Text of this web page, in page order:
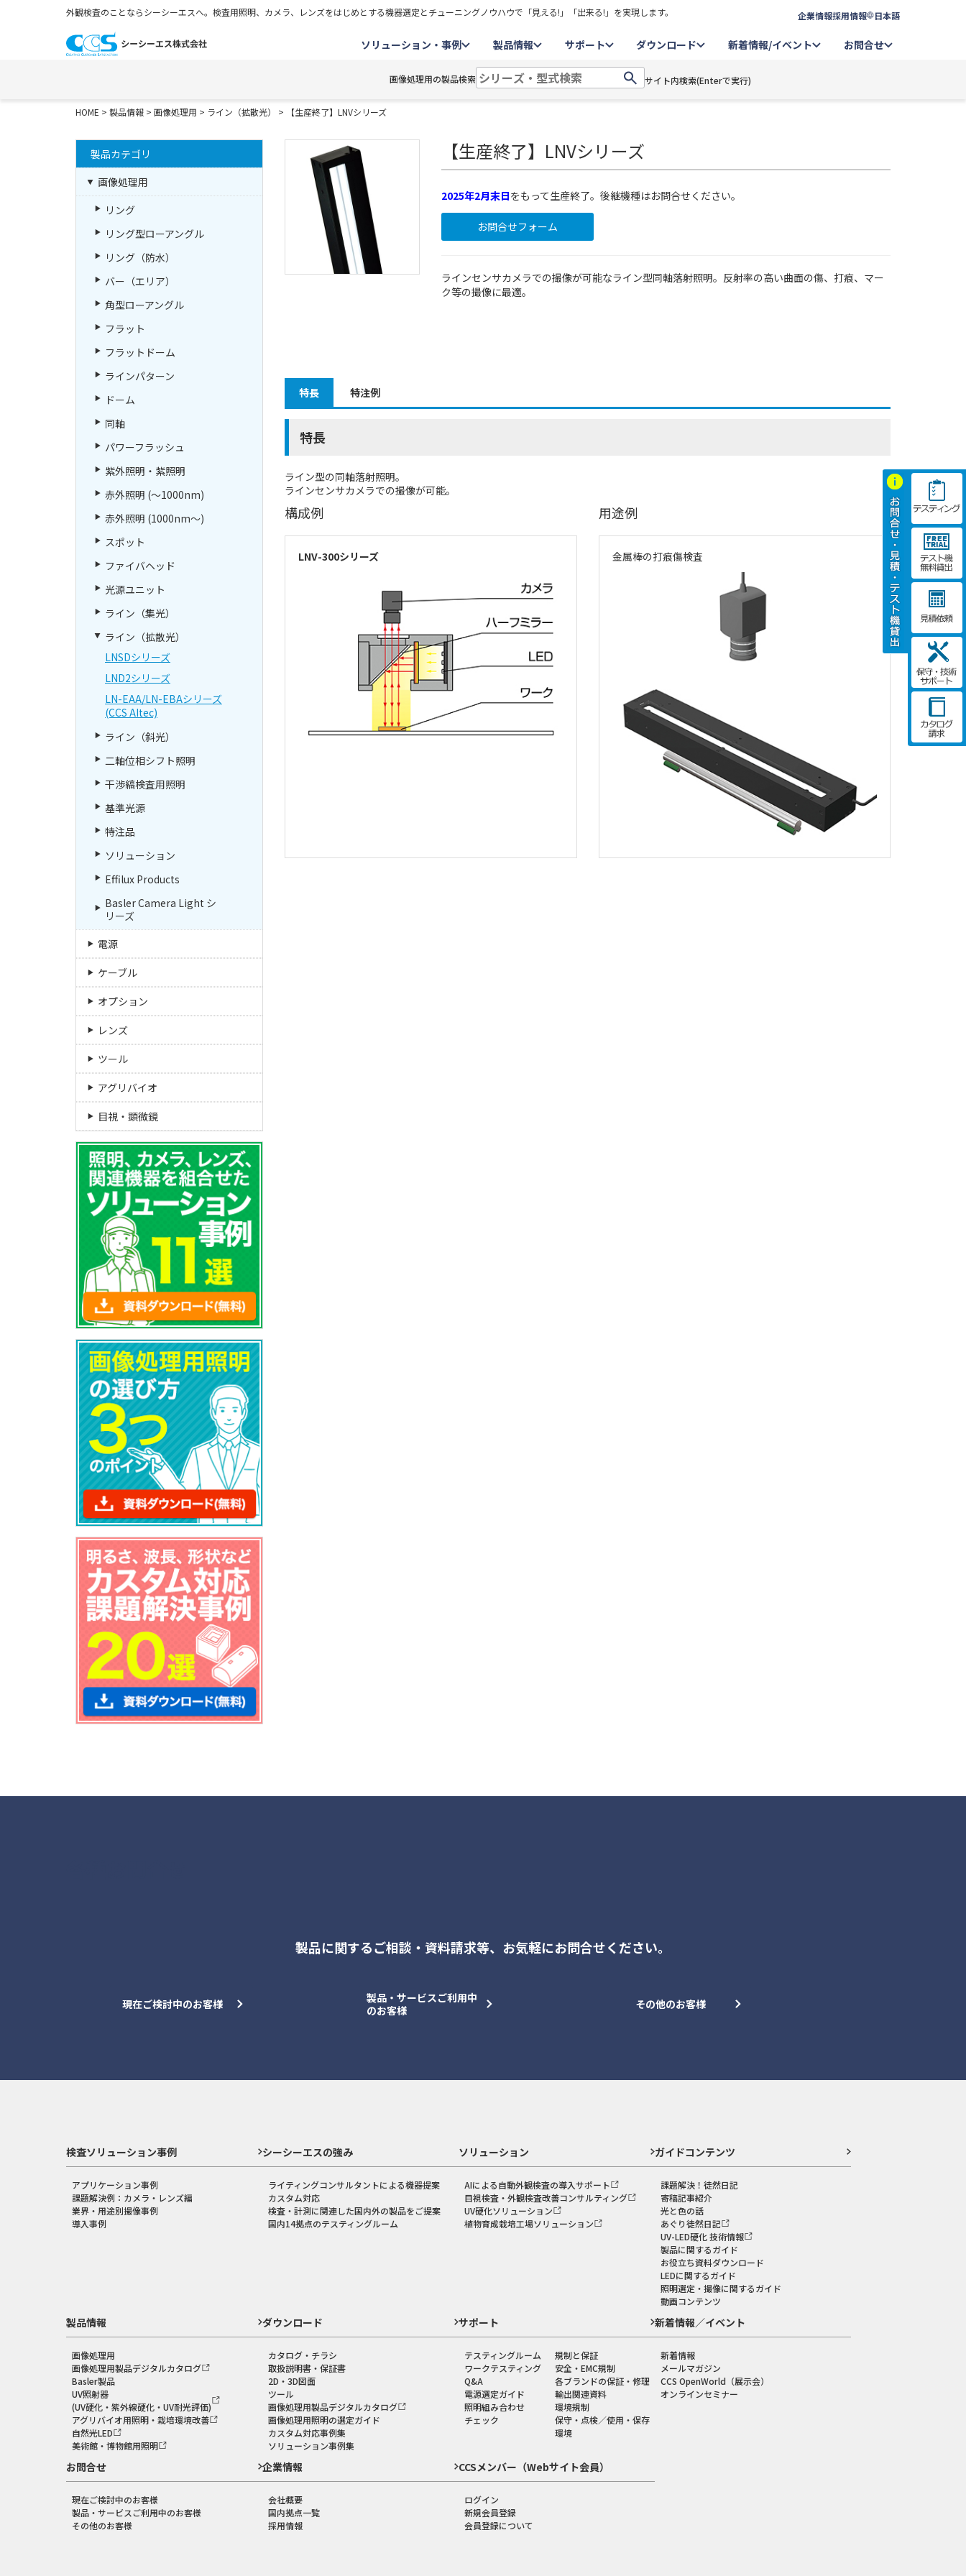
外観検査のことならシーシーエスへ。検査用照明、カメラ、レンズをはじめとする機器選定とチューニングノウハウで「見える!」「出来る!」を実現します。 企業情報採用情報 日本語
ソリューション・事例 製品情報 サポート ダウンロード 新着情報/イベント お問合せ
画像処理用の製品検索 サイト内検索(Enterで実行)
HOME > 製品情報 > 画像処理用 > ライン（拡散光） > 【生産終了】LNVシリーズ
【生産終了】LNVシリーズ
2025年2月末日をもって生産終了。後継機種はお問合せください。
お問合せフォーム
ラインセンサカメラでの撮像が可能なライン型同軸落射照明。反射率の高い曲面の傷、打痕、マー
ク等の撮像に最適。
特長 特注例
特長
ライン型の同軸落射照明。
ラインセンサカメラでの撮像が可能。
構成例
LNV-300シリーズ
用途例
金属棒の打痕傷検査
製品カテゴリ
画像処理用
リング
リング型ローアングル
リング（防水）
バー（エリア）
角型ローアングル
フラット
フラットドーム
ラインパターン
ドーム
同軸
パワーフラッシュ
紫外照明・紫照明
赤外照明 (～1000nm)
赤外照明 (1000nm～)
スポット
ファイバヘッド
光源ユニット
ライン（集光）
ライン（拡散光）
LNSDシリーズ
LND2シリーズ
LN-EAA/LN-EBAシリーズ
(CCS AItec)
ライン（斜光）
二軸位相シフト照明
干渉縞検査用照明
基準光源
特注品
ソリューション
Effilux Products
Basler Camera Light シ
リーズ
電源
ケーブル
オプション
レンズ
ツール
アグリバイオ
目視・顕微鏡
製品に関するご相談・資料請求等、 お気軽にお問合せください。
現在ご検討中のお客様
製品・サービスご利用中
のお客様
その他のお客様
検査ソリューション事例
アプリケーション事例
課題解決例：カメラ・レンズ編
業界・用途別撮像事例
導入事例
シーシーエスの強み
ライティングコンサルタントによる機器提案
カスタム対応
検査・計測に関連した国内外の製品をご提案
国内14拠点のテスティングルーム
ソリューション
AIによる自動外観検査の導入サポート
目視検査・外観検査改善コンサルティング
UV硬化ソリューション
植物育成栽培工場ソリューション
ガイドコンテンツ
課題解決！徒然日記
寄稿記事紹介
光と色の話
あぐり徒然日記
UV-LED硬化 技術情報
製品に関するガイド
お役立ち資料ダウンロード
LEDに関するガイド
照明選定・撮像に関するガイド
動画コンテンツ
製品情報
画像処理用
画像処理用製品デジタルカタログ
Basler製品
UV照射器
(UV硬化・紫外線硬化・UV耐光評価)
アグリバイオ用照明・栽培環境改善
自然光LED
美術館・博物館用照明
ダウンロード
カタログ・チラシ
取扱説明書・保証書
2D・3D図面
ツール
画像処理用製品デジタルカタログ
画像処理用照明の選定ガイド
カスタム対応事例集
ソリューション事例集
サポート
テスティングルーム
ワークテスティング
Q&A
電源選定ガイド
照明組み合わせ
チェック
規制と保証
安全・EMC規制
各ブランドの保証・修理
輸出関連資料
環境規制
保守・点検／使用・保存
環境
新着情報／イベント
新着情報
メールマガジン
CCS OpenWorld（展示会）
オンラインセミナー
お問合せ
現在ご検討中のお客様
製品・サービスご利用中のお客様
その他のお客様
企業情報
会社概要
国内拠点一覧
採用情報
CCSメンバー（Webサイト会員）
ログイン
新規会員登録
会員登録について